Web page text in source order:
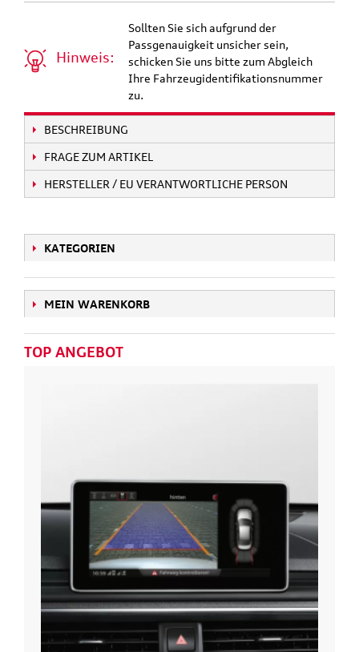
Hinweis:
Sollten Sie sich aufgrund der
Passgenauigkeit unsicher sein,
schicken Sie uns bitte zum Abgleich
Ihre Fahrzeugidentifikationsnummer
zu.
BESCHREIBUNG
FRAGE ZUM ARTIKEL
HERSTELLER / EU VERANTWORTLICHE PERSON
KATEGORIEN
MEIN WARENKORB
TOP ANGEBOT